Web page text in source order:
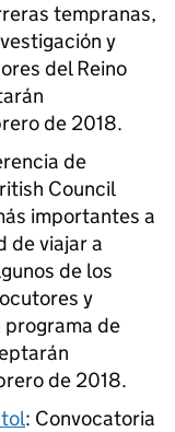
tempranas,
y
del Reino
de 2018.
de
Council
importantes a
de viajar a
de los
y
programa de
de 2018.
: Convocatoria